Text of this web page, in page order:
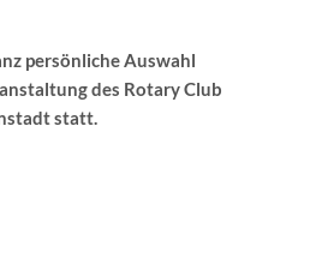
persönliche Auswahl
des Rotary Club
statt.